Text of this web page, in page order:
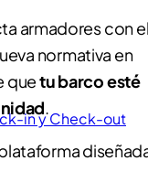
in y Check-out
armadores con
normativa en
quetu barco esté
.